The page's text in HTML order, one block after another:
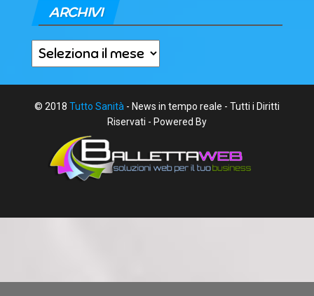
ARCHIVI
Archivi
© 2018 Tutto Sanità - News in tempo reale - Tutti i Diritti
Riservati - Powered By